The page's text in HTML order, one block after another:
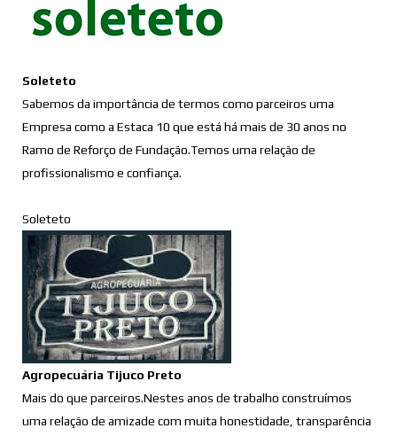
Soleteto
Sabemos da importância de termos como parceiros uma
Empresa como a Estaca 10 que está há mais de 30 anos no
Ramo de Reforço de Fundação.Temos uma relação de
profissionalismo e confiança.
Soleteto
Agropecuária Tijuco Preto
Mais do que parceiros.Nestes anos de trabalho construímos
uma relação de amizade com muita honestidade, transparência